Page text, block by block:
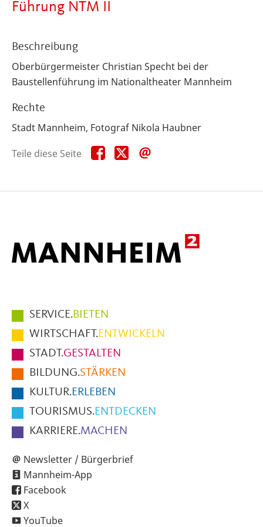
Führung NTM II
Beschreibung
Oberbürgermeister Christian Specht bei der
Baustellenführung im Nationaltheater Mannheim
Rechte
Stadt Mannheim, Fotograf Nikola Haubner
Teile diese Seite
Teile
diese
Teile
diese
Hauptmenüpunkte
im
Fußbereich
der
Seite
SERVICE.BIETEN
WIRTSCHAFT.ENTWICKELN
STADT.GESTALTEN
BILDUNG.STÄRKEN
KULTUR.ERLEBEN
TOURISMUS.ENTDECKEN
KARRIERE.MACHEN
Newsletter / Bürgerbrief
Mannheim-App
Facebook
X
YouTube